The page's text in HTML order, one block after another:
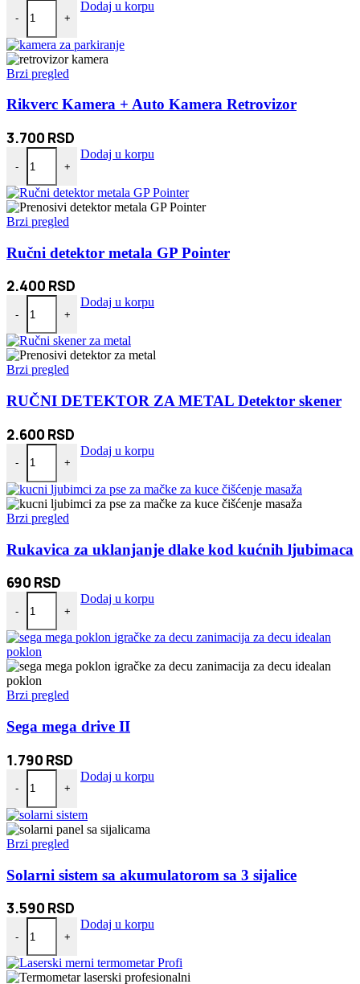
-
Punjivi privezak LED Lampa količina
+
Dodaj u korpu
Brzi pregled
Rikverc Kamera + Auto Kamera Retrovizor
3.700 RSD
-
Rikverc Kamera + Auto Kamera Retrovizor količina
+
Dodaj u korpu
Brzi pregled
Ručni detektor metala GP Pointer
2.400 RSD
-
Ručni detektor metala GP Pointer količina
+
Dodaj u korpu
Brzi pregled
RUČNI DETEKTOR ZA METAL Detektor skener
2.600 RSD
-
RUČNI DETEKTOR ZA METAL Detektor skener količina
+
Dodaj u korpu
Brzi pregled
Rukavica za uklanjanje dlake kod kućnih ljubimaca
690 RSD
-
Rukavica za uklanjanje dlake kod kućnih ljubimaca količina
+
Dodaj u korpu
Brzi pregled
Sega mega drive II
1.790 RSD
-
Sega mega drive II količina
+
Dodaj u korpu
Brzi pregled
Solarni sistem sa akumulatorom sa 3 sijalice
3.590 RSD
-
Solarni sistem sa akumulatorom sa 3 sijalice količina
+
Dodaj u korpu